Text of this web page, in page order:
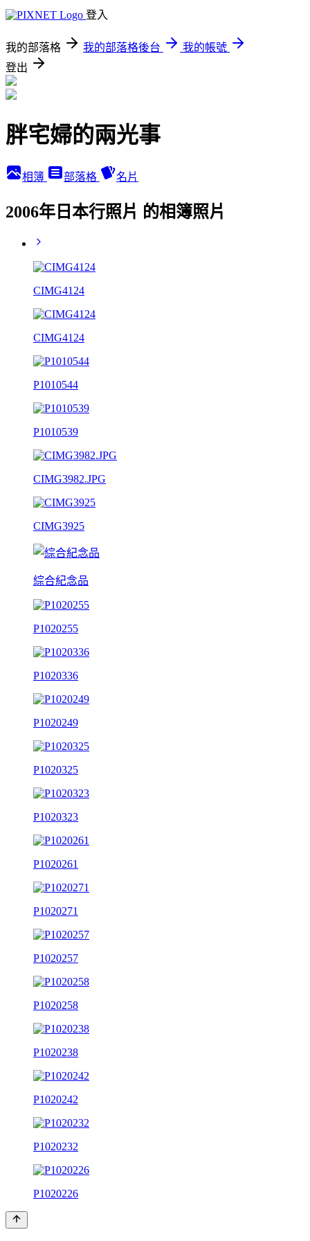
登入
我的部落格 我的部落格後台
我的帳號
登出
胖宅婦的兩光事
相簿 部落格 名片
2006年日本行照片 的相簿照片
CIMG4124
CIMG4124
P1010544
P1010539
CIMG3982.JPG
CIMG3925
綜合紀念品
P1020255
P1020336
P1020249
P1020325
P1020323
P1020261
P1020271
P1020257
P1020258
P1020238
P1020242
P1020232
P1020226